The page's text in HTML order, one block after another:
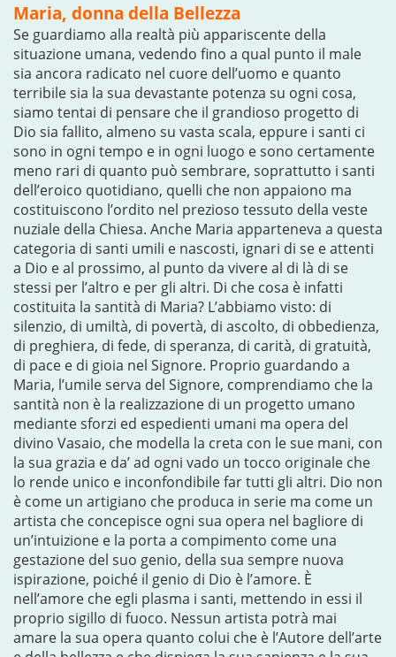
Maria, donna della Bellezza
Se guardiamo alla realtà più appariscente della
situazione umana, vedendo fino a qual punto il male
sia ancora radicato nel cuore dell’uomo e quanto
terribile sia la sua devastante potenza su ogni cosa,
siamo tentai di pensare che il grandioso progetto di
Dio sia fallito, almeno su vasta scala, eppure i santi ci
sono in ogni tempo e in ogni luogo e sono certamente
meno rari di quanto può sembrare, soprattutto i santi
dell’eroico quotidiano, quelli che non appaiono ma
costituiscono l’ordito nel prezioso tessuto della veste
nuziale della Chiesa. Anche Maria apparteneva a questa
categoria di santi umili e nascosti, ignari di se e attenti
a Dio e al prossimo, al punto da vivere al di là di se
stessi per l’altro e per gli altri. Di che cosa è infatti
costituita la santità di Maria? L’abbiamo visto: di
silenzio, di umiltà, di povertà, di ascolto, di obbedienza,
di preghiera, di fede, di speranza, di carità, di gratuità,
di pace e di gioia nel Signore. Proprio guardando a
Maria, l’umile serva del Signore, comprendiamo che la
santità non è la realizzazione di un progetto umano
mediante sforzi ed espedienti umani ma opera del
divino Vasaio, che modella la creta con le sue mani, con
la sua grazia e da’ ad ogni vado un tocco originale che
lo rende unico e inconfondibile far tutti gli altri. Dio non
è come un artigiano che produca in serie ma come un
artista che concepisce ogni sua opera nel bagliore di
un’intuizione e la porta a compimento come una
gestazione del suo genio, della sua sempre nuova
ispirazione, poiché il genio di Dio è l’amore. È
nell’amore che egli plasma i santi, mettendo in essi il
proprio sigillo di fuoco. Nessun artista potrà mai
amare la sua opera quanto colui che è l’Autore dell’arte